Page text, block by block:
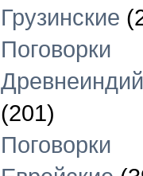
Грузинские
Поговорки
(201)
Поговорки